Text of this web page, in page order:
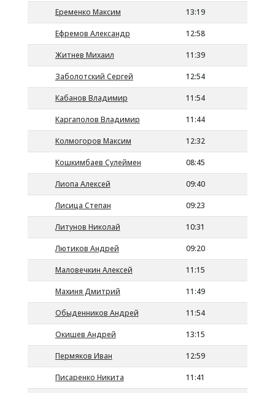
Еременко Максим 13:19
Ефремов Александр 12:58
Житнев Михаил 11:39
Заболотский Сергей 12:54
Кабанов Владимир 11:54
Каргаполов Владимир 11:44
Колмогоров Максим 12:32
Кошкимбаев Сулеймен 08:45
Лиопа Алексей 09:40
Лисица Степан 09:23
Литунов Николай 10:31
Лютиков Андрей 09:20
Маловечкин Алексей 11:15
Махиня Дмитрий 11:49
Обыденников Андрей 11:54
Окишев Андрей 13:15
Пермяков Иван 12:59
Писаренко Никита 11:41